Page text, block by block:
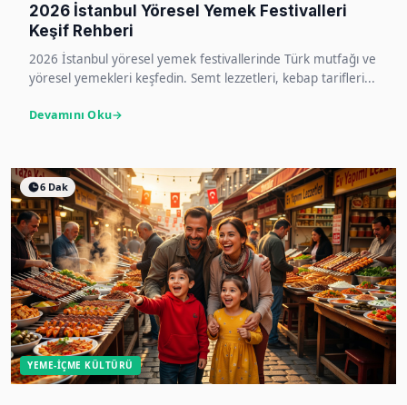
2026 İstanbul Yöresel Yemek Festivalleri
Keşif Rehberi
2026 İstanbul yöresel yemek festivallerinde Türk mutfağı ve
yöresel yemekleri keşfedin. Semt lezzetleri, kebap tarifleri...
Devamını Oku
6 Dak
YEME-İÇME KÜLTÜRÜ